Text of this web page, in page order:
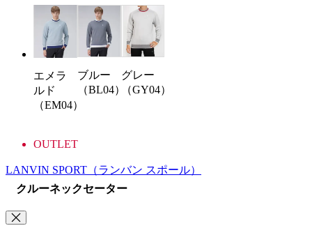
エメラ
ルド
（EM04）
ブルー
（BL04）
グレー
（GY04）
OUTLET
LANVIN SPORT （ランバン スポール）
クルーネックセーター